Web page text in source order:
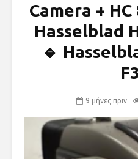
Camera + HC
Hasselblad
🔹
9 μήνες πριν